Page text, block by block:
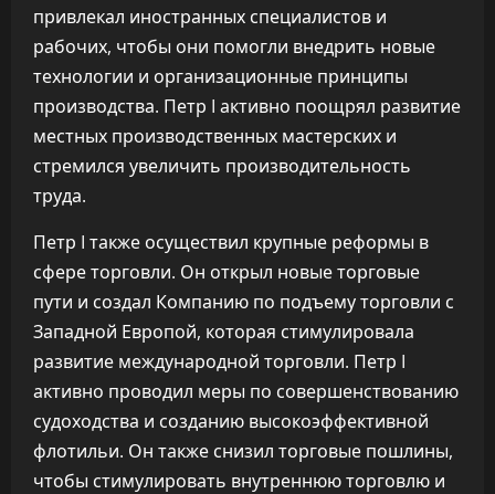
привлекал иностранных специалистов и
рабочих, чтобы они помогли внедрить новые
технологии и организационные принципы
производства. Петр I активно поощрял развитие
местных производственных мастерских и
стремился увеличить производительность
труда.
Петр I также осуществил крупные реформы в
сфере торговли. Он открыл новые торговые
пути и создал Компанию по подъему торговли с
Западной Европой, которая стимулировала
развитие международной торговли. Петр I
активно проводил меры по совершенствованию
судоходства и созданию высокоэффективной
флотильи. Он также снизил торговые пошлины,
чтобы стимулировать внутреннюю торговлю и